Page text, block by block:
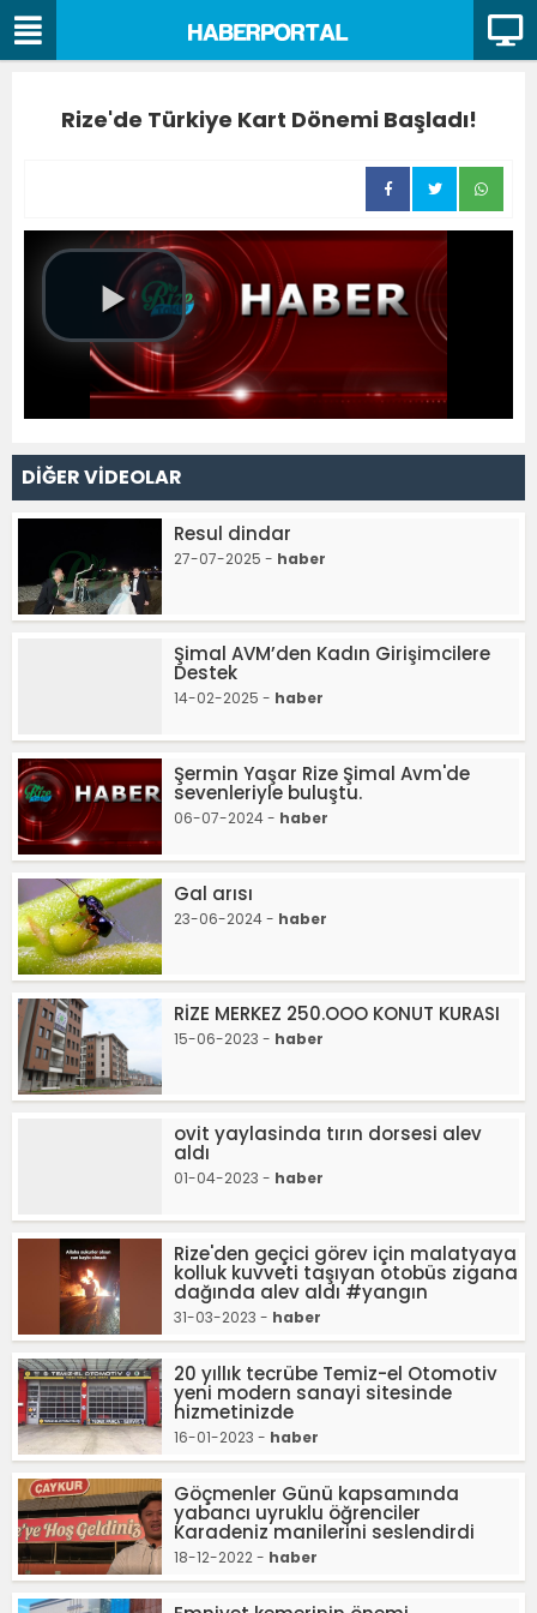
Rize'de Türkiye Kart Dönemi Başladı!
DİĞER VİDEOLAR
Resul dindar
27-07-2025 - haber
Şimal AVM’den Kadın Girişimcilere
Destek
14-02-2025 - haber
Şermin Yaşar Rize Şimal Avm'de
sevenleriyle buluştu.
06-07-2024 - haber
Gal arısı
23-06-2024 - haber
RİZE MERKEZ 250.OOO KONUT KURASI
15-06-2023 - haber
ovit yaylasinda tırın dorsesi alev
aldı
01-04-2023 - haber
Rize'den geçici görev için malatyaya
kolluk kuvveti taşıyan otobüs zigana
dağında alev aldı #yangın
31-03-2023 - haber
20 yıllık tecrübe Temiz-el Otomotiv
yeni modern sanayi sitesinde
hizmetinizde
16-01-2023 - haber
Göçmenler Günü kapsamında
yabancı uyruklu öğrenciler
Karadeniz manilerini seslendirdi
18-12-2022 - haber